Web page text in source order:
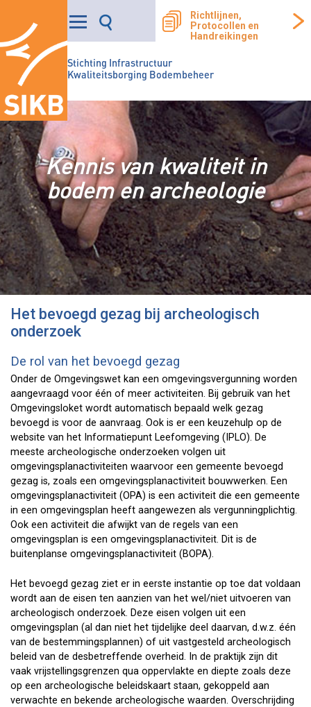
Stichting Infrastructuur
Kwaliteitsborging Bodembeheer
Richtlijnen,
Protocollen en
Handreikingen
Kennis van kwaliteit in
bodem en archeologie
Het bevoegd gezag bij archeologisch
onderzoek
De rol van het bevoegd gezag
Onder de Omgevingswet kan een omgevingsvergunning worden
aangevraagd voor één of meer activiteiten. Bij gebruik van het
Omgevingsloket wordt automatisch bepaald welk gezag
bevoegd is voor de aanvraag. Ook is er een keuzehulp op de
website van het Informatiepunt Leefomgeving (IPLO). De
meeste archeologische onderzoeken volgen uit
omgevingsplanactiviteiten waarvoor een gemeente bevoegd
gezag is, zoals een omgevingsplanactiviteit bouwwerken. Een
omgevingsplanactiviteit (OPA) is een activiteit die een gemeente
in een omgevingsplan heeft aangewezen als vergunningplichtig.
Ook een activiteit die afwijkt van de regels van een
omgevingsplan is een omgevingsplanactiviteit. Dit is de
buitenplanse omgevingsplanactiviteit (BOPA).
Het bevoegd gezag ziet er in eerste instantie op toe dat voldaan
wordt aan de eisen ten aanzien van het wel/niet uitvoeren van
archeologisch onderzoek. Deze eisen volgen uit een
omgevingsplan (al dan niet het tijdelijke deel daarvan, d.w.z. één
van de bestemmingsplannen) of uit vastgesteld archeologisch
beleid van de desbetreffende overheid. In de praktijk zijn dit
vaak vrijstellingsgrenzen qua oppervlakte en diepte zoals deze
op een archeologische beleidskaart staan, gekoppeld aan
verwachte en bekende archeologische waarden. Overschrijding